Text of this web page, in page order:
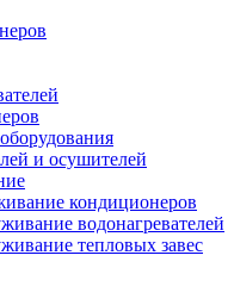
и осушителей
кондиционеров
водонагревателей
тепловых завес